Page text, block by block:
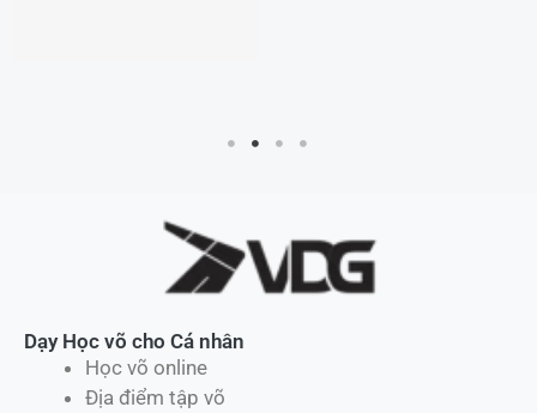
Dạy Học võ cho Cá nhân
Học võ online
Địa điểm tập võ